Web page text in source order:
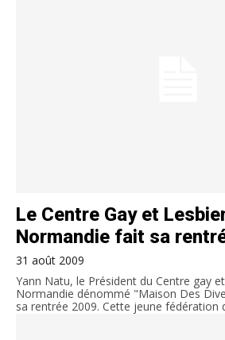
Le Centre Gay et
Normandie fait sa
31 août 2009
Yann Natu, le Président du Centre gay
Normandie dénommé "Maison Des
sa rentrée 2009. Cette jeune fédération